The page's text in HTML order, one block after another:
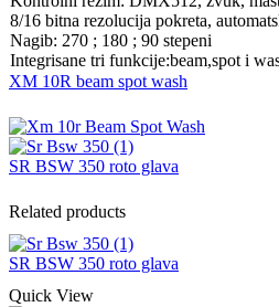
8/16 bitna rezolucija pokreta,
Nagib: 270 ; 180 ; 90 stepeni
Integrisane tri funkcije:beam,spot i
XM 10R beam spot wash
SR BSW 350 roto glava
Related products
SR BSW 350 roto glava
Quick View